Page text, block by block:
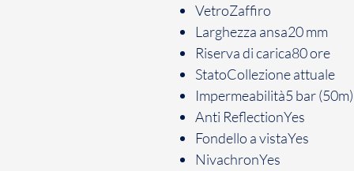
VetroZaffiro
Larghezza ansa20 mm
Riserva di carica80 ore
StatoCollezione attuale
Impermeabilità5 bar (50m)
Anti ReflectionYes
Fondello a vistaYes
NivachronYes